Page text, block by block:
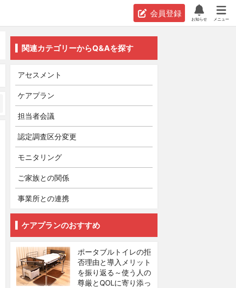
会員登録
お知らせ メニュー
関連カテゴリーからQ&Aを探す
アセスメント
ケアプラン
担当者会議
認定調査区分変更
モニタリング
ご家族との関係
事業所との連携
ケアプランのおすすめ
ポータブルトイレの拒
否理由と導入メリット
を振り返る～使う人の
尊厳とQOLに寄り添っ